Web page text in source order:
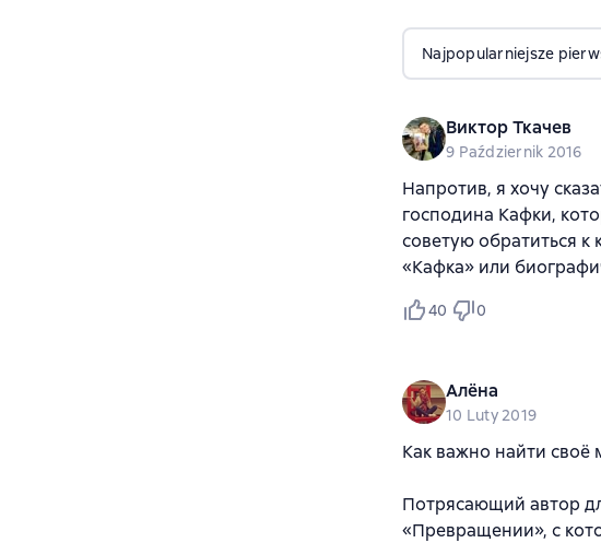
Najpopularniejsze
Виктор Ткачев
9 Październik 2016
Напротив, я хочу
господина Кафки,
советую обратиться к
«Кафка» или
40 0
Алёна
10 Luty 2019
Как важно найти своё
Потрясающий автор
«Превращении», с